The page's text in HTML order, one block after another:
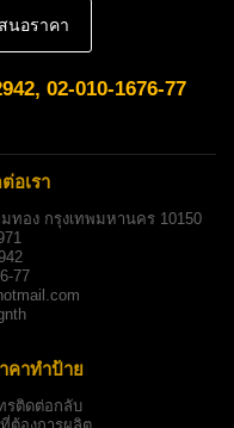
นอราคา
02-010-1676-77
อเรา
อง กรุงเทพมหานคร 10150
77
คาทำป้าย
รติดต่อกลับ